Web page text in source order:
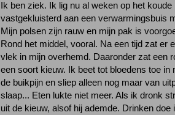
Ik ben ziek. Ik lig nu al weken op het koude
vastgekluisterd aan een verwarmingsbuis
Mijn polsen zijn rauw en mijn pak is
Rond het middel, vooral. Na een tijd zat er
vlek in mijn overhemd. Daaronder zat een
een soort kieuw. Ik beet tot bloedens toe in
de buikpijn en sliep alleen nog maar van
slaap... Eten lukte niet meer. Als ik dronk
uit de kieuw, alsof hij ademde. Drinken doe